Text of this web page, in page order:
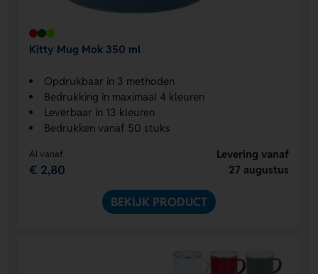
Kitty Mug Mok 350 ml
Opdrukbaar in 3 methoden
Bedrukking in maximaal 4 kleuren
Leverbaar in 13 kleuren
Bedrukken vanaf 50 stuks
Al vanaf
€ 2,80
Levering vanaf
27 augustus
BEKIJK PRODUCT